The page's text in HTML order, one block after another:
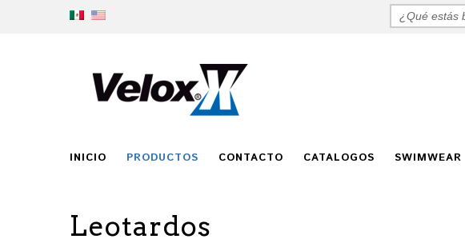
INICIO PRODUCTOS CONTACTO CATALOGOS SWIMWEAR
Leotardos